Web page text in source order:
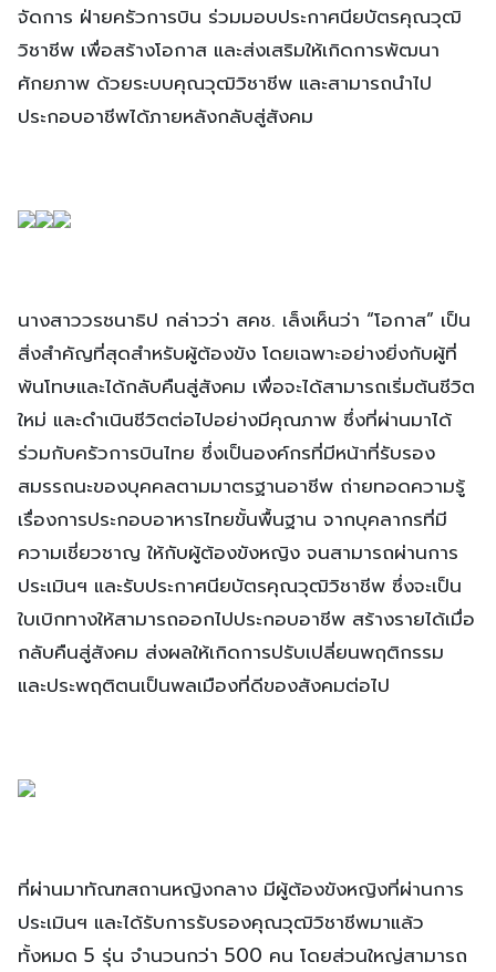
จัดการ ฝ่ายครัวการบิน ร่วมมอบประกาศนียบัตรคุณวุฒิ
วิชาชีพ เพื่อสร้างโอกาส และส่งเสริมให้เกิดการพัฒนา
ศักยภาพ ด้วยระบบคุณวุฒิวิชาชีพ และสามารถนำไป
ประกอบอาชีพได้ภายหลังกลับสู่สังคม
นางสาววรชนาธิป กล่าวว่า สคช. เล็งเห็นว่า “โอกาส” เป็น
สิ่งสำคัญที่สุดสำหรับผู้ต้องขัง โดยเฉพาะอย่างยิ่งกับผู้ที่
พ้นโทษและได้กลับคืนสู่สังคม เพื่อจะได้สามารถเริ่มต้นชีวิต
ใหม่ และดำเนินชีวิตต่อไปอย่างมีคุณภาพ ซึ่งที่ผ่านมาได้
ร่วมกับครัวการบินไทย ซึ่งเป็นองค์กรที่มีหน้าที่รับรอง
สมรรถนะของบุคคลตามมาตรฐานอาชีพ ถ่ายทอดความรู้
เรื่องการประกอบอาหารไทยขั้นพื้นฐาน จากบุคลากรที่มี
ความเชี่ยวชาญ ให้กับผู้ต้องขังหญิง จนสามารถผ่านการ
ประเมินฯ และรับประกาศนียบัตรคุณวุฒิวิชาชีพ ซึ่งจะเป็น
ใบเบิกทางให้สามารถออกไปประกอบอาชีพ สร้างรายได้เมื่อ
กลับคืนสู่สังคม ส่งผลให้เกิดการปรับเปลี่ยนพฤติกรรม
และประพฤติตนเป็นพลเมืองที่ดีของสังคมต่อไป
ที่ผ่านมาทัณฑสถานหญิงกลาง มีผู้ต้องขังหญิงที่ผ่านการ
ประเมินฯ และได้รับการรับรองคุณวุฒิวิชาชีพมาแล้ว
ทั้งหมด 5 รุ่น จำนวนกว่า 500 คน โดยส่วนใหญ่สามารถ